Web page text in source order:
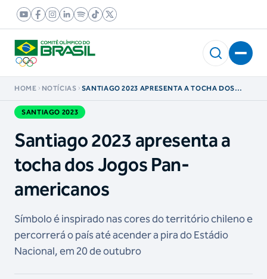
HOME NOTÍCIAS
SANTIAGO 2023 APRESENTA A TOCHA DOS
SANTIAGO 2023
Santiago 2023 apresenta a
tocha dos Jogos Pan-
americanos
Símbolo é inspirado nas cores do território chileno e
percorrerá o país até acender a pira do Estádio
Nacional, em 20 de outubro